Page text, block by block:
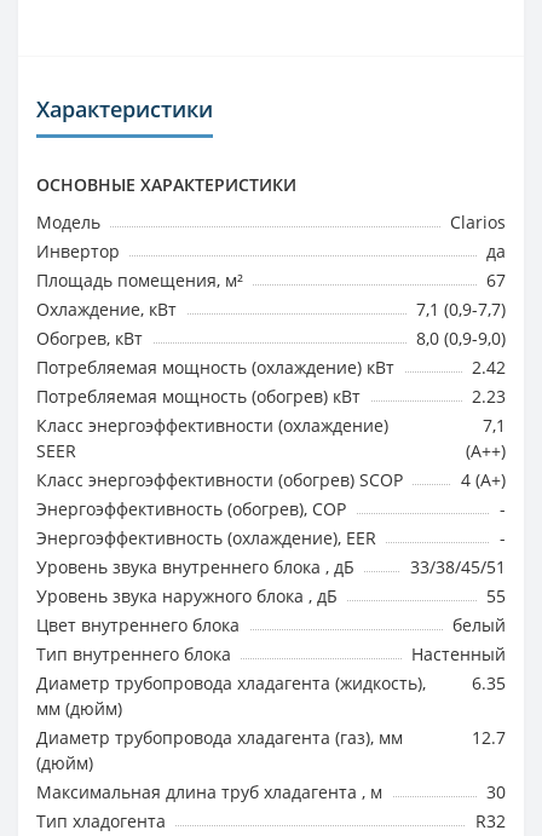
Характеристики
ОСНОВНЫЕ ХАРАКТЕРИСТИКИ
Модель
Clarios
Инвертор
да
Площадь помещения, м²
67
Охлаждение, кВт
7,1 (0,9-7,7)
Обогрев, кВт
8,0 (0,9-9,0)
Потребляемая мощность (охлаждение) кВт
2.42
Потребляемая мощность (обогрев) кВт
2.23
Класс энергоэффективности (охлаждение)
SEER
7,1
(A++)
Класс энергоэффективности (обогрев) SCOP
4 (A+)
Энергоэффективность (обогрев), COP
-
Энергоэффективность (охлаждение), EER
-
Уровень звука внутреннего блока , дБ
33/38/45/51
Уровень звука наружного блока , дБ
55
Цвет внутреннего блока
белый
Тип внутреннего блока
Настенный
Диаметр трубопровода хладагента (жидкость),
мм (дюйм)
6.35
Диаметр трубопровода хладагента (газ), мм
(дюйм)
12.7
Максимальная длина труб хладагента , м
30
Тип хладогента
R32